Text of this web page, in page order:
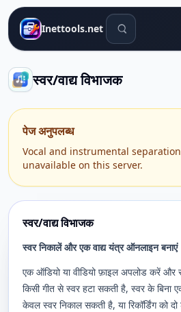
Inettools.net खोज उपकरण
स्वर/वाद्य विभाजक
पेज अनुपलब्ध
Vocal and instrumental
unavailable on this server.
स्वर/वाद्य विभाजक
स्वर निकालें और एक वाद्य यंत्र ऑनलाइन बनाएं
एक ऑडियो या वीडियो फ़ाइल अपलोड करें और
किसी गीत से स्वर हटा सकती है, स्वर के बिना
केवल स्वर निकाल सकती है, या रिकॉर्डिंग को